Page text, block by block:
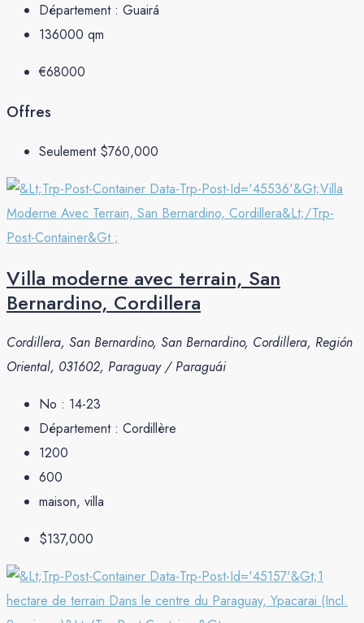
Département : Guairá
136000 qm
€68000
Offres
Seulement $760,000
Villa moderne avec terrain, San
Bernardino, Cordillera
Cordillera, San Bernardino, San Bernardino, Cordillera, Región
Oriental, 031602, Paraguay / Paraguái
No : 14-23
Département : Cordillère
1200
600
maison, villa
$137,000